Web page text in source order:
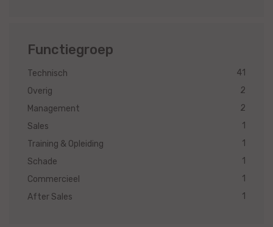
Functiegroep
Technisch
41
Overig
2
Management
2
Sales
1
Training & Opleiding
1
Schade
1
Commercieel
1
After Sales
1